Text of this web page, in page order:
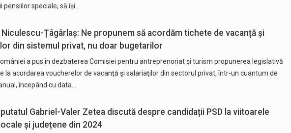
pensiilor speciale, să își…
Niculescu-Țâgârlaș: Ne propunem să acordăm tichete de vacanță și
din sistemul privat, nu doar bugetarilor
a pus în dezbaterea Comisiei pentru antreprenoriat şi turism propunerea legislativă
la acordarea voucherelor de vacanţă şi salariaţilor din sectorul privat, într-un cuantum de
începând cu data…
Gabriel-Valer Zetea discută despre candidații PSD la viitoarele
și județene din 2024